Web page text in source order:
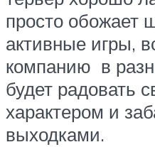
просто обожает
активные игры,
компанию в
будет радовать
характером и
выходками.